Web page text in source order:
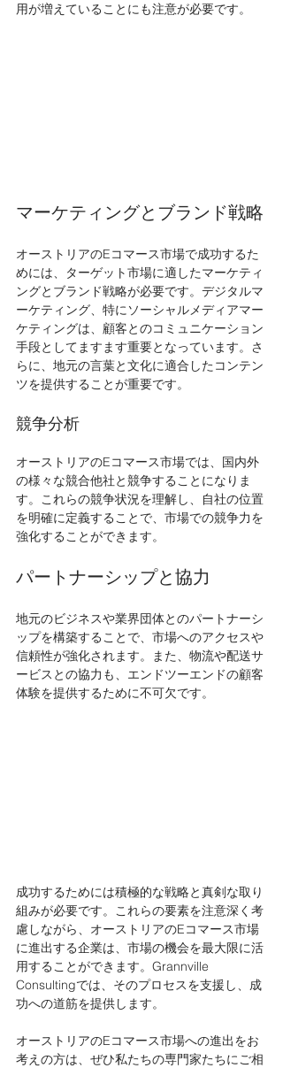
用が増えていることにも注意が必要です。
マーケティングとブランド戦略
オーストリアのEコマース市場で成功するた
めには、ターゲット市場に適したマーケティ
ングとブランド戦略が必要です。デジタルマ
ーケティング、特にソーシャルメディアマー
ケティングは、顧客とのコミュニケーション
手段としてますます重要となっています。さ
らに、地元の言葉と文化に適合したコンテン
ツを提供することが重要です。
競争分析
オーストリアのEコマース市場では、国内外
の様々な競合他社と競争することになりま
す。これらの競争状況を理解し、自社の位置
を明確に定義することで、市場での競争力を
強化することができます。
パートナーシップと協力
地元のビジネスや業界団体とのパートナーシ
ップを構築することで、市場へのアクセスや
信頼性が強化されます。また、物流や配送サ
ービスとの協力も、エンドツーエンドの顧客
体験を提供するために不可欠です。
成功するためには積極的な戦略と真剣な取り
組みが必要です。これらの要素を注意深く考
慮しながら、オーストリアのEコマース市場
に進出する企業は、市場の機会を最大限に活
用することができます。Grannville
Consultingでは、そのプロセスを支援し、成
功への道筋を提供します。
オーストリアのEコマース市場への進出をお
考えの方は、ぜひ私たちの専門家たちにご相